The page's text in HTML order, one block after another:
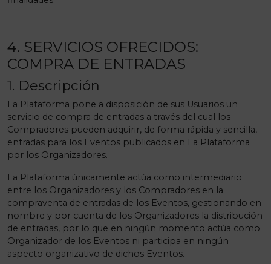
4. SERVICIOS OFRECIDOS:
COMPRA DE ENTRADAS
1. Descripción
La Plataforma pone a disposición de sus Usuarios un
servicio de compra de entradas a través del cual los
Compradores pueden adquirir, de forma rápida y sencilla,
entradas para los Eventos publicados en La Plataforma
por los Organizadores.
La Plataforma únicamente actúa como intermediario
entre los Organizadores y los Compradores en la
compraventa de entradas de los Eventos, gestionando en
nombre y por cuenta de los Organizadores la distribución
de entradas, por lo que en ningún momento actúa como
Organizador de los Eventos ni participa en ningún
aspecto organizativo de dichos Eventos.